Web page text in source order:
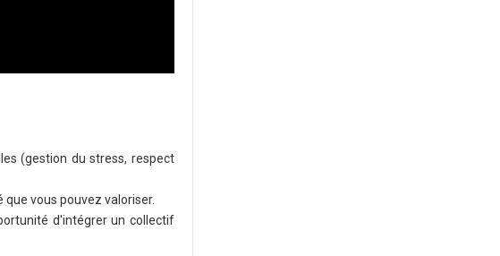
(gestion du stress, respect
que vous pouvez valoriser.
d'intégrer un collectif